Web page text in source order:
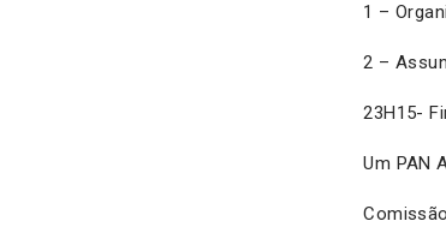
1 –
2 –
23H15-
Um PAN